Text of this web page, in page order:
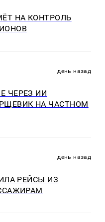
НА КОНТРОЛЬ
день назад
ЧЕРЕЗ ИИ
НА ЧАСТНОМ
день назад
РЕЙСЫ ИЗ